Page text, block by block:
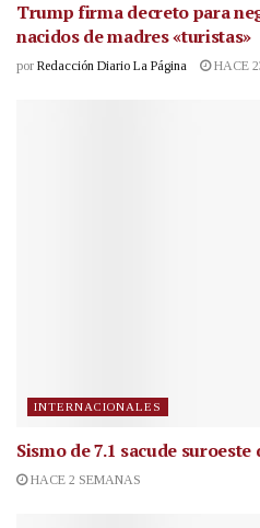
Trump firma decreto para
nacidos de madres «turistas»
por Redacción Diario La Página HACE
INTERNACIONALES
Sismo de 7.1 sacude suroeste
HACE 2 SEMANAS